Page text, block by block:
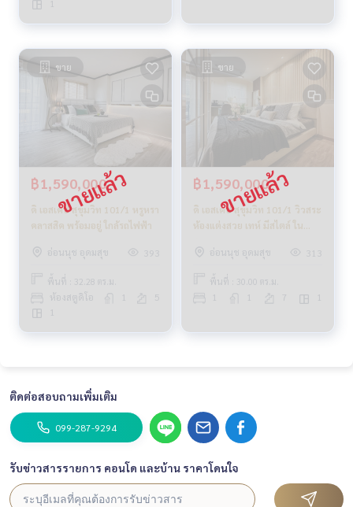
ขาย
฿1,590,000
ดิ เอสเคป สุขุมวิท 101/1 หรูหรา
คลาสสิค พร้อมอยู่ ใกล้รถไฟฟ้า
อ่อนนุช อุดมสุข 393
พื้นที่ : 32.28 ตร.ม.
ห้องสตูดิโอ 1
5
ขาย
฿1,590,000
ดิ เอสเคป สุขุมวิท 101/1 วิวสระ
ห้องแต่งสวย เทห์ มีสไตล์ ใน
อ่อนนุช อุดมสุข
313
พื้นที่ : 30.00 ตร.ม.
1 1 7 1
ติดต่อสอบถามเพิ่มเติม
099-287-9294
รับข่าวสารรายการ คอนโด และบ้าน ราคาโดนใจ